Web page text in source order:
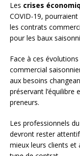
Les crises
COVID-19,
les contrats
pour les baux
Face à ces
commercial
aux besoins
préservant l’équilibre
preneurs.
Les professionnels
devront rester
mieux leurs clients et